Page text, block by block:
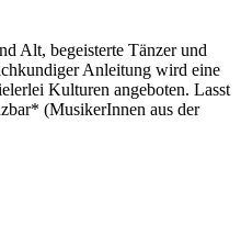
Alt, begeisterte Tänzer und
Anleitung wird eine
Kulturen angeboten. Lasst
(MusikerInnen aus der